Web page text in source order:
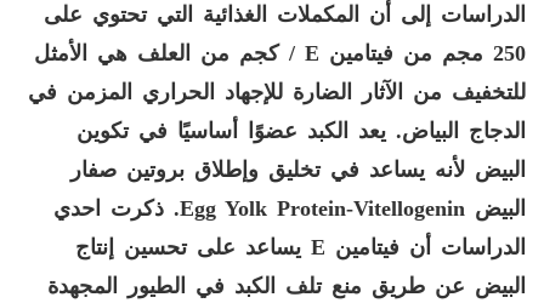
الدراسات إلى أن المكملات الغذائية التي تحتوي على
250 مجم من فيتامين
E / كجم من العلف هي الأمثل
للتخفيف من الآثار الضارة للإجهاد الحراري المزمن في
الدجاج البياض. يعد الكبد عضوًا أساسيًا في تكوين
البيض لأنه يساعد في تخليق وإطلاق بروتين صفار
البيض Egg Yolk Protein-Vitellogenin. ذكرت احدي
الدراسات أن فيتامين E يساعد على تحسين إنتاج
البيض عن طريق منع تلف الكبد في الطيور المجهدة